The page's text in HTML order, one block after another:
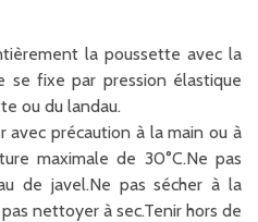
la poussette avec la
se fixe par pression élastique
ou du landau.
avec précaution à la main ou à
maximale de 30°C.Ne pas
de javel.Ne pas sécher à la
nettoyer à sec.Tenir hors de